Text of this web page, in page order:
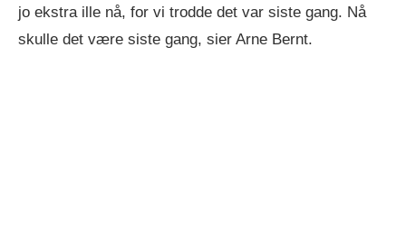
jo ekstra ille nå, for vi trodde det var siste gang. Nå
skulle det være siste gang, sier Arne Bernt.